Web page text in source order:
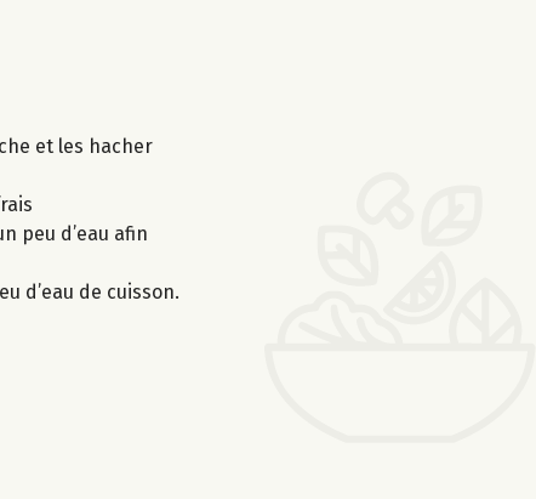
et les hacher
peu d’eau afin
d’eau de cuisson.